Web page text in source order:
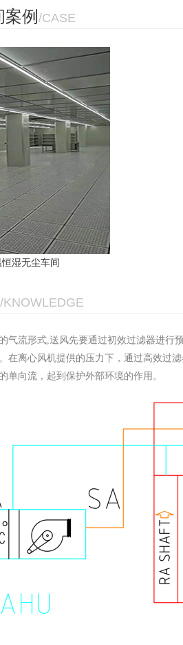
例 /CASE
湿无尘车间
/KNOWLEDGE
气流形式,送风先要通过初效过滤器进行
在离心风机提供的压力下，通过高效过
单向流，起到保护外部环境的作用。